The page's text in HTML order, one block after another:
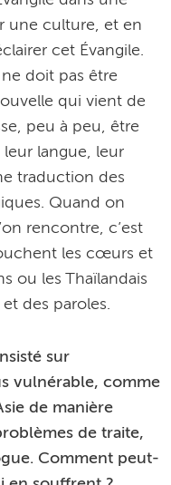
une culture, et en
cet Évangile.
ne doit pas être
qui vient de
peu à peu, être
langue, leur
traduction des
Quand on
rencontre, c’est
les cœurs et
ou les Thaïlandais
des paroles.
sur
vulnérable, comme
de manière
de traite,
Comment peut-